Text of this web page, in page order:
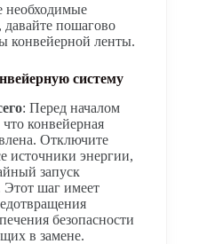
необходимые
пошагово
конвейерной ленты.
систему
: Перед началом
конвейерная
Отключите
источники энергии,
запуск
Этот шаг имеет
безопасности
в замене.